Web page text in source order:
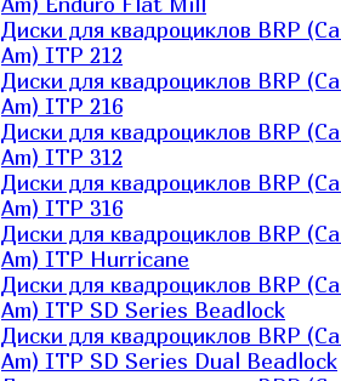
Диски для квадроциклов BRP
Am) ITP 212
Диски для квадроциклов BRP
Am) ITP 216
Диски для квадроциклов BRP
Am) ITP 312
Диски для квадроциклов BRP
Am) ITP 316
Диски для квадроциклов BRP
Am) ITP Hurricane
Диски для квадроциклов BRP
Am) ITP SD Series Beadlock
Диски для квадроциклов BRP
Am) ITP SD Series Dual Beadlock